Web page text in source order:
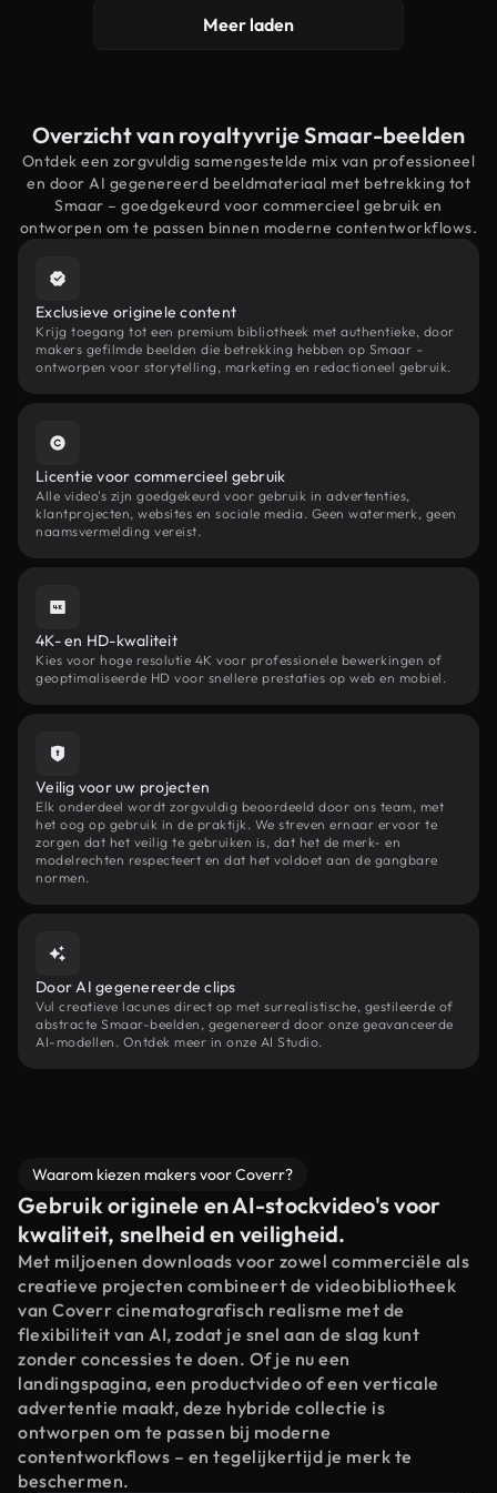
Meer laden
Overzicht van royaltyvrije Smaar-beelden
Ontdek een zorgvuldig samengestelde mix van professioneel
en door AI gegenereerd beeldmateriaal met betrekking tot
Smaar – goedgekeurd voor commercieel gebruik en
ontworpen om te passen binnen moderne contentworkflows.
Exclusieve originele content
Krijg toegang tot een premium bibliotheek met authentieke, door
makers gefilmde beelden die betrekking hebben op Smaar –
ontworpen voor storytelling, marketing en redactioneel gebruik.
Licentie voor commercieel gebruik
Alle video's zijn goedgekeurd voor gebruik in advertenties,
klantprojecten, websites en sociale media. Geen watermerk, geen
naamsvermelding vereist.
4K- en HD-kwaliteit
Kies voor hoge resolutie 4K voor professionele bewerkingen of
geoptimaliseerde HD voor snellere prestaties op web en mobiel.
Veilig voor uw projecten
Elk onderdeel wordt zorgvuldig beoordeeld door ons team, met
het oog op gebruik in de praktijk. We streven ernaar ervoor te
zorgen dat het veilig te gebruiken is, dat het de merk- en
modelrechten respecteert en dat het voldoet aan de gangbare
normen.
Door AI gegenereerde clips
Vul creatieve lacunes direct op met surrealistische, gestileerde of
abstracte Smaar-beelden, gegenereerd door onze geavanceerde
AI-modellen. Ontdek meer in onze AI Studio.
Waarom kiezen makers voor Coverr?
Gebruik originele en AI-stockvideo's voor
kwaliteit, snelheid en veiligheid.
Met miljoenen downloads voor zowel commerciële als
creatieve projecten combineert de videobibliotheek
van Coverr cinematografisch realisme met de
flexibiliteit van AI, zodat je snel aan de slag kunt
zonder concessies te doen. Of je nu een
landingspagina, een productvideo of een verticale
advertentie maakt, deze hybride collectie is
ontworpen om te passen bij moderne
contentworkflows – en tegelijkertijd je merk te
beschermen.